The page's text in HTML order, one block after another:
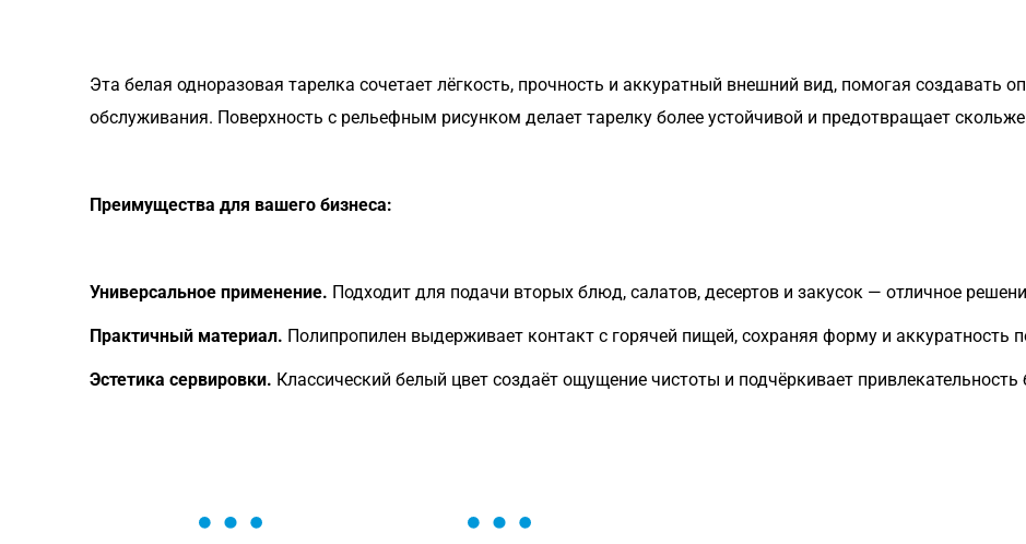
Эта белая одноразовая тарелка сочетает лёгкость, прочность и аккуратный внешний вид, помогая
обслуживания. Поверхность с рельефным рисунком делает тарелку более устойчивой и предотвращает
Преимущества для вашего бизнеса:
Универсальное применение. Подходит для подачи вторых блюд, салатов, десертов и закусок — отличное
Практичный материал. Полипропилен выдерживает контакт с горячей пищей, сохраняя форму и аккуратность
Эстетика сервировки. Классический белый цвет создаёт ощущение чистоты и подчёркивает